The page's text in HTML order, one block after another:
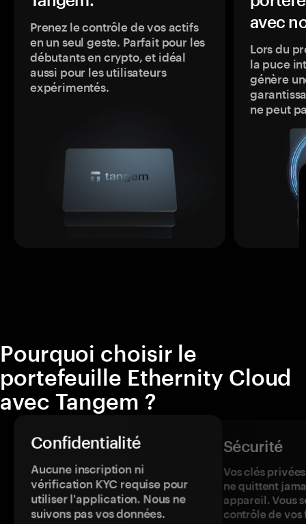
Prenez le contrôle de vos actifs
en un seul geste. Parfait pour les
débutants en crypto, et idéal
aussi pour les utilisateurs
expérimentés.
avec
Lors du
la puce
génère
ne peut
Pourquoi choisir le
portefeuille Ethernity Cloud
avec Tangem ?
Confidentialité
Aucune inscription ni
vérification KYC requise pour
utiliser l'application. Nous ne
suivons pas vos données.
Sécurité
Vos clés
ne quittent
appareil. Vous
contrôle de vos